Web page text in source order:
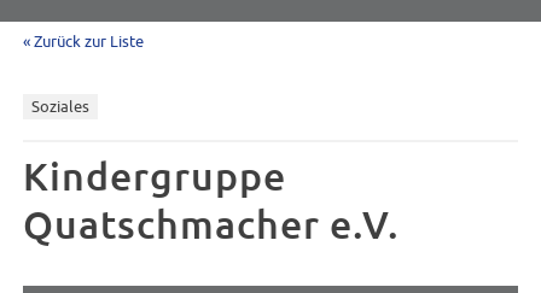
« Zurück zur Liste
Soziales
Kindergruppe
Quatschmacher e.V.